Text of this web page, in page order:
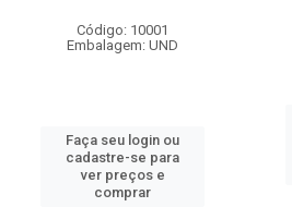
Código: 10001
Embalagem: UND
Faça seu login ou
cadastre-se para
ver preços e
comprar